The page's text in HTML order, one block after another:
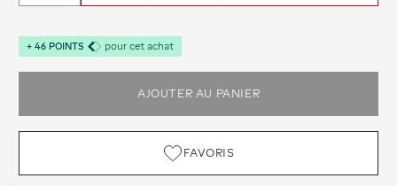
+ 46 POINTS pour cet achat
AJOUTER AU PANIER
FAVORIS